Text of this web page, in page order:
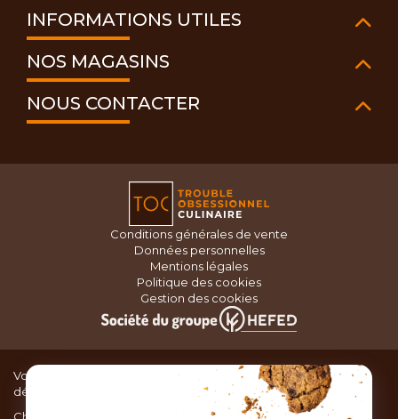
INFORMATIONS UTILES
NOS MAGASINS
NOUS CONTACTER
Conditions générales de vente
Données personnelles
Mentions légales
Politique des cookies
Gestion des cookies
Vous recherchez du matériel de cuisine pour concocter de
délicieux plats ou des pâtisseries dignes d’un grand chef ?
Chez TOC, boutique d’ustensiles de cuisine, nous vous